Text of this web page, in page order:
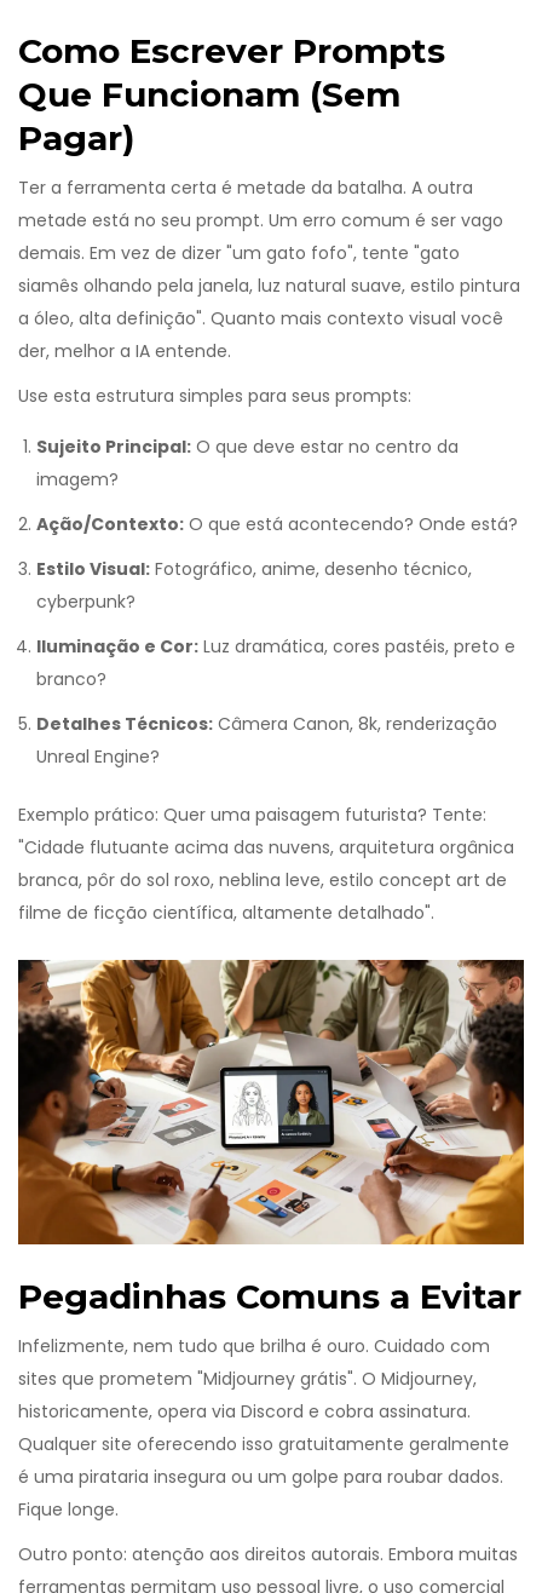
Como Escrever Prompts
Que Funcionam (Sem
Pagar)
Ter a ferramenta certa é metade da batalha. A outra
metade está no seu prompt. Um erro comum é ser vago
demais. Em vez de dizer "um gato fofo", tente "gato
siamês olhando pela janela, luz natural suave, estilo pintura
a óleo, alta definição". Quanto mais contexto visual você
der, melhor a IA entende.
Use esta estrutura simples para seus prompts:
Sujeito Principal: O que deve estar no centro da
imagem?
Ação/Contexto: O que está acontecendo? Onde está?
Estilo Visual: Fotográfico, anime, desenho técnico,
cyberpunk?
Iluminação e Cor: Luz dramática, cores pastéis, preto e
branco?
Detalhes Técnicos: Câmera Canon, 8k, renderização
Unreal Engine?
Exemplo prático: Quer uma paisagem futurista? Tente:
"Cidade flutuante acima das nuvens, arquitetura orgânica
branca, pôr do sol roxo, neblina leve, estilo concept art de
filme de ficção científica, altamente detalhado".
Pegadinhas Comuns a Evitar
Infelizmente, nem tudo que brilha é ouro. Cuidado com
sites que prometem "Midjourney grátis". O Midjourney,
historicamente, opera via Discord e cobra assinatura.
Qualquer site oferecendo isso gratuitamente geralmente
é uma pirataria insegura ou um golpe para roubar dados.
Fique longe.
Outro ponto: atenção aos direitos autorais. Embora muitas
ferramentas permitam uso pessoal livre, o uso comercial